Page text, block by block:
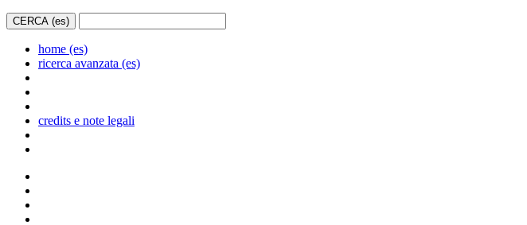
home (es)
ricerca avanzata (es)
credits e note legali